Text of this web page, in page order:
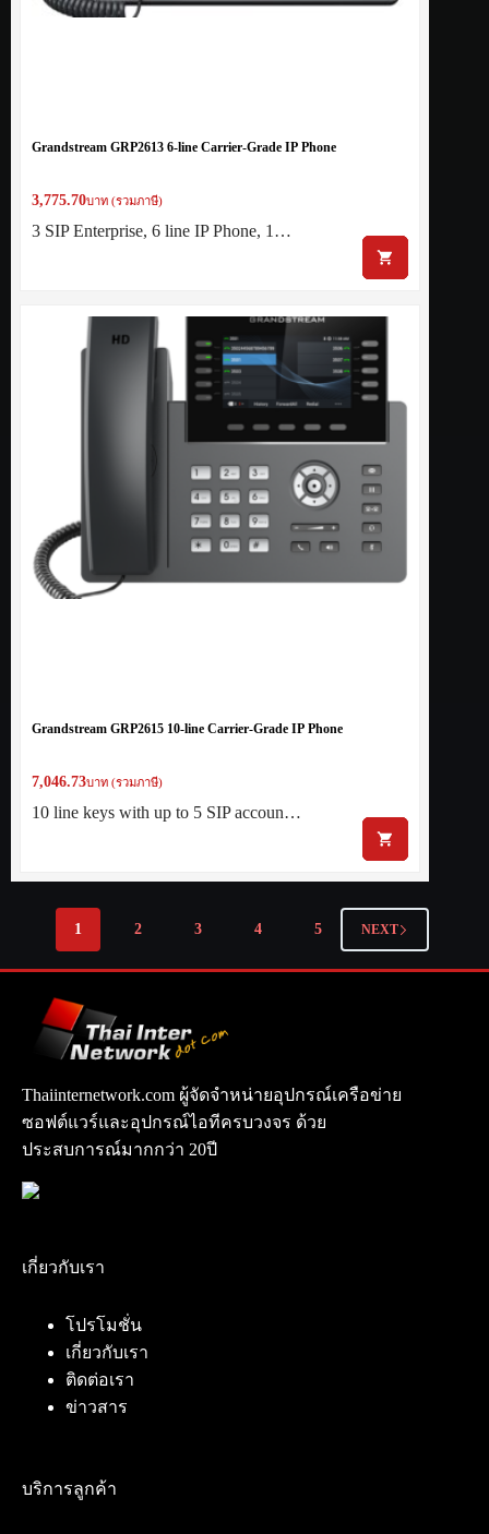
Grandstream GRP2613 6-line Carrier-Grade IP Phone
3,775.70บาท (รวมภาษี)
3 SIP Enterprise, 6 line IP Phone, 1…
Grandstream GRP2615 10-line Carrier-Grade IP Phone
7,046.73บาท (รวมภาษี)
10 line keys with up to 5 SIP accoun…
1 2 3 4 5 NEXT
Thaiinternetwork.com ผู้จัดจำหน่ายอุปกรณ์เครือข่าย
ซอฟต์แวร์และอุปกรณ์ไอทีครบวงจร ด้วย
ประสบการณ์มากกว่า 20ปี
เกี่ยวกับเรา
โปรโมชั่น
เกี่ยวกับเรา
ติดต่อเรา
ข่าวสาร
บริการลูกค้า